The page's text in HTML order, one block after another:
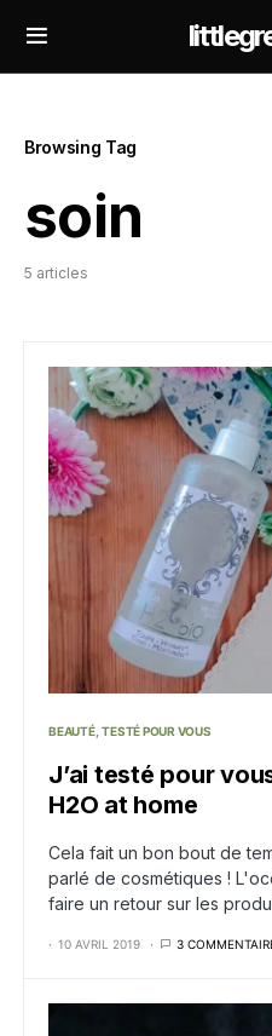
Browsing Tag
soin
5 articles
BEAUTÉ TESTÉ POUR VOUS
J’ai testé pour
H2O at home
Cela fait un bon bout de
parlé de cosmétiques !
faire un retour sur les
10 AVRIL 2019 3